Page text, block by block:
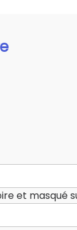
et masqué